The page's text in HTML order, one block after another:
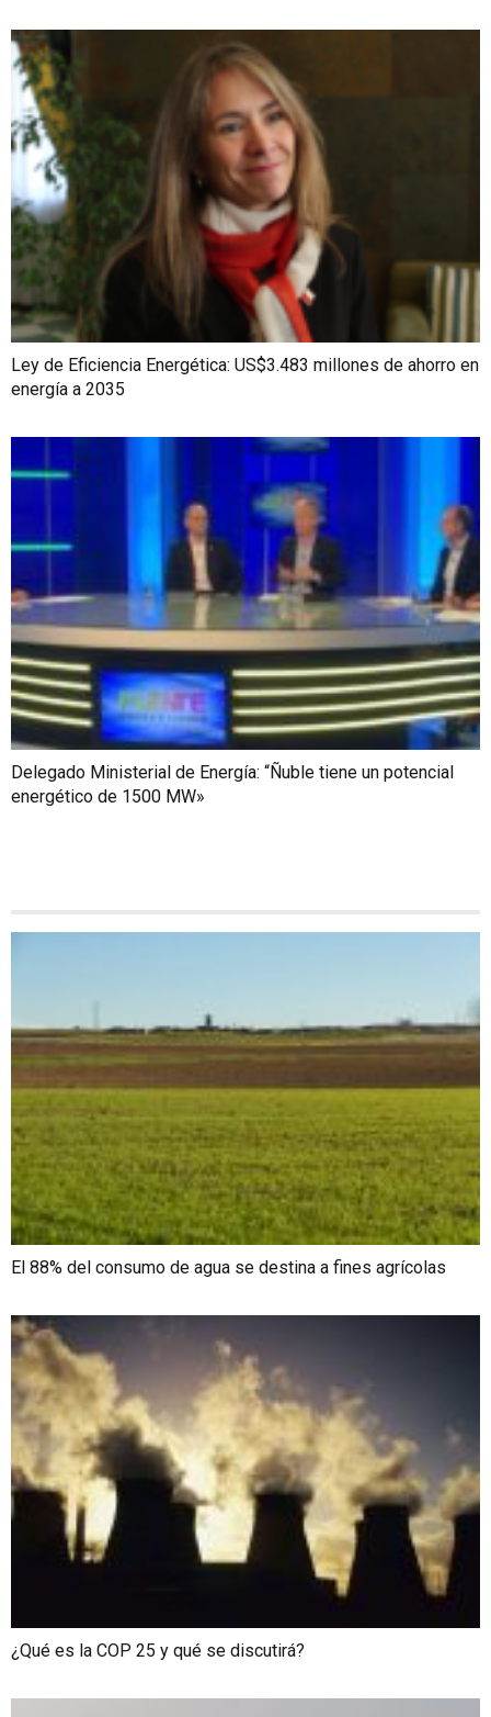
Ley de Eficiencia Energética: US$3.483 millones de ahorro en
energía a 2035
Delegado Ministerial de Energía: “Ñuble tiene un potencial
energético de 1500 MW»
El 88% del consumo de agua se destina a fines agrícolas
¿Qué es la COP 25 y qué se discutirá?